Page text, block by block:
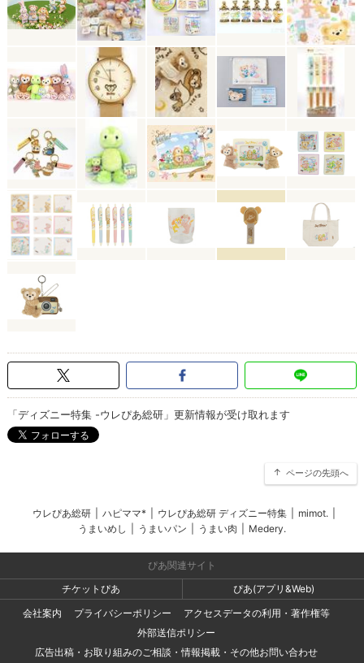
「ディズニー特集 -ウレぴあ総研」更新情報が受け取れます
ページの先頭へ
ウレぴあ総研 ハピママ* ウレぴあ総研 ディズニー特集 mimot.
うまいめし
うまいパン うまい肉 Medery.
ぴあ関連サイト
チケットぴあ
ぴあ(アプリ&Web)
会社案内
プライバシーポリシー
アクセスデータの利用・著作権等
外部送信ポリシー
広告出稿・お取り組みのご相談・情報掲載・その他お問い合わせ